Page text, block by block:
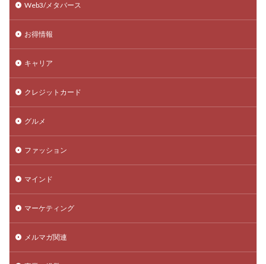
Web3/メタバース
お得情報
キャリア
クレジットカード
グルメ
ファッション
マインド
マーケティング
メルマガ関連